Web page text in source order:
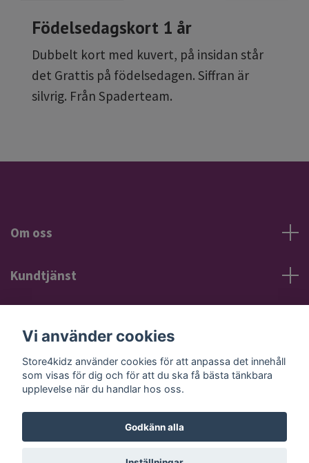
Födelsedagskort 1 år
Dubbelt kort med kuvert, på insidan står
det Grattis på födelsedagen. Siffran är
silvrig. Från Spaderteam.
Om oss
Kundtjänst
Sociala medier
© 2026 Store4kidzPowered by Quickbutik
Vi använder cookies
Store4kidz använder cookies för att anpassa det innehåll
som visas för dig och för att du ska få bästa tänkbara
upplevelse när du handlar hos oss.
Godkänn alla